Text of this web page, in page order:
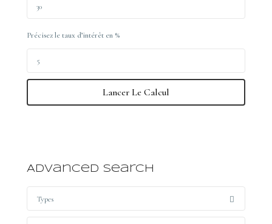
Précisez le taux d’intérêt en %
Lancer Le Calcul
Advanced Search
Types